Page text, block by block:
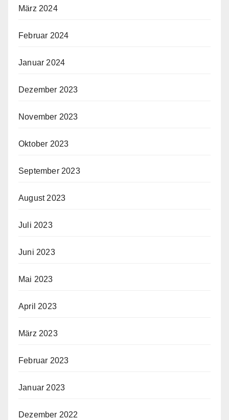
März 2024
Februar 2024
Januar 2024
Dezember 2023
November 2023
Oktober 2023
September 2023
August 2023
Juli 2023
Juni 2023
Mai 2023
April 2023
März 2023
Februar 2023
Januar 2023
Dezember 2022